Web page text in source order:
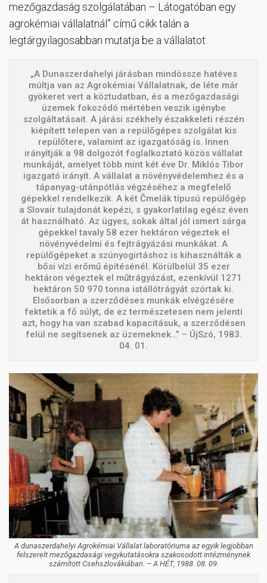
mezőgazdaság szolgálatában – Látogatóban egy
agrokémiai vállalatnál” című cikk talán a
legtárgyilagosabban mutatja be a vállalatot:
„A Dunaszerdahelyi járásban mindössze hatéves
múltja van az Agrokémiai Vállalatnak, de léte már
gyökeret vert a köztudatban, és a mezőgazdasági
üzemek fokozódó mértében veszik igénybe
szolgáltatásait. A járási székhely északkeleti részén
kiépített telepen van a repülőgépes szolgálat kis
repülőtere, valamint az igazgatóság is. Innen
irányítják a 98 dolgozót foglalkoztató közös vállalat
munkáját, amelyet több mint két éve Dr. Miklós Tibor
igazgató irányít. A vállalat a növényvédelemhez és a
tápanyag-utánpótlás végzéséhez a megfelelő
gépekkel rendelkezik. A két Čmelák típusú repülőgép
a Slovair tulajdonát kepézi, s gyakorlatilag egész éven
át használható. Az ügyes, sokak által jól ismert sárga
gépekkel tavaly 58 ezer hektáron végeztek el
növényvédelmi és fejtrágyázási munkákat. A
repülőgépeket a szúnyogirtáshoz is kihasználták a
bősi vízi erőmű építésénél. Körülbelül 35 ezer
hektáron végeztek el műtrágyázást, ezenkívül 1271
hektáron 50 970 tonna istállótrágyát szórtak ki.
Elsősorban a szerződéses munkák elvégzésére
fektetik a fő súlyt, de ez természetesen nem jelenti
azt, hogy ha van szabad kapacitásuk, a szerződésen
felül ne segítsenek az üzemeknek…” – ÚjSzó, 1983.
04. 01.
A dunaszerdahelyi Agrokémiai Vállalat laboratóriuma az egyik legjobban
felszerelt mezőgazdasági vegykutatásokra szakosodott intézménynek
számított Csehszlovákiában. – A HÉT, 1988. 08. 09.